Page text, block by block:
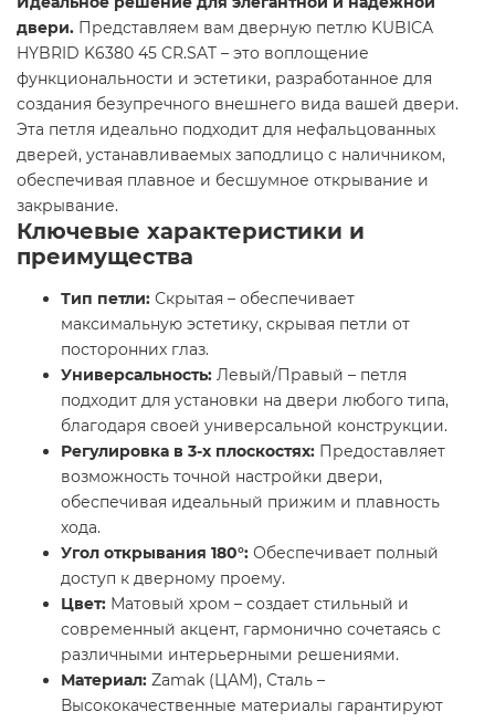
двери. Представляем вам дверную петлю KUBICA
HYBRID K6380 45 CR.SAT – это воплощение
функциональности и эстетики, разработанное для
создания безупречного внешнего вида вашей двери.
Эта петля идеально подходит для нефальцованных
дверей, устанавливаемых заподлицо с наличником,
обеспечивая плавное и бесшумное открывание и
закрывание.
Ключевые характеристики и
преимущества
Тип петли: Скрытая – обеспечивает
максимальную эстетику, скрывая петли от
посторонних глаз.
Универсальность: Левый/Правый – петля
подходит для установки на двери любого типа,
благодаря своей универсальной конструкции.
Регулировка в 3-х плоскостях: Предоставляет
возможность точной настройки двери,
обеспечивая идеальный прижим и плавность
хода.
Угол открывания 180°: Обеспечивает полный
доступ к дверному проему.
Цвет: Матовый хром – создает стильный и
современный акцент, гармонично сочетаясь с
различными интерьерными решениями.
Материал: Zamak (ЦАМ), Сталь –
Высококачественные материалы гарантируют